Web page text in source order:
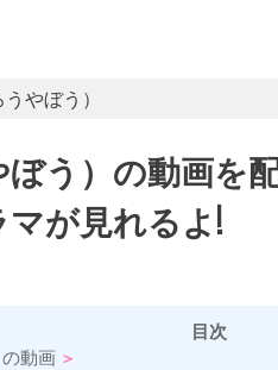
やぼう）
う）の動画を
が見れるよ!
目次
動画